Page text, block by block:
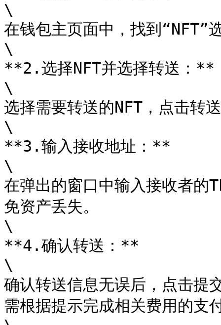
\
在钱包主页面中，找到“NFT”
\
**2.选择NFT并选择转送：**
\
选择需要转送的NFT，点击转
\
**3.输入接收地址：**
\
在弹出的窗口中输入接收者的
免资产丢失。
\
**4.确认转送：**
\
确认转送信息无误后，点击提
需根据提示完成相关费用的支